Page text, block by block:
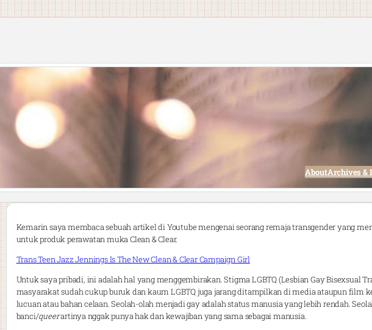
AboutArchives &
Kemarin saya membaca sebuah artikel di Youtube mengenai seorang remaja transgender yang
untuk produk perawatan muka Clean & Clear.
Trans Teen Jazz Jennings Is The New Clean & Clear Campaign Girl
Untuk saya pribadi, ini adalah hal yang menggembirakan. Stigma LGBTQ (Lesbian Gay Bisexsual
masyarakat sudah cukup buruk dan kaum LGBTQ juga jarang ditampilkan di media ataupun film
lucuan atau bahan celaan. Seolah-olah menjadi gay adalah status manusia yang lebih rendah.
banci/queerartinya nggak punya hak dan kewajiban yang sama sebagai manusia.